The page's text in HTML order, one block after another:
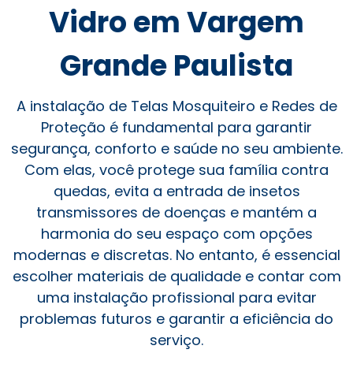
Vidro em Vargem
Grande Paulista
A instalação de Telas Mosquiteiro e Redes de
Proteção é fundamental para garantir
segurança, conforto e saúde no seu ambiente.
Com elas, você protege sua família contra
quedas, evita a entrada de insetos
transmissores de doenças e mantém a
harmonia do seu espaço com opções
modernas e discretas. No entanto, é essencial
escolher materiais de qualidade e contar com
uma instalação profissional para evitar
problemas futuros e garantir a eficiência do
serviço.